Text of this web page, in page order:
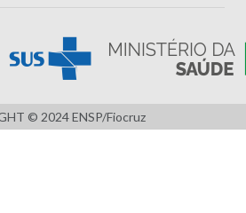
© 2024 ENSP/Fiocruz